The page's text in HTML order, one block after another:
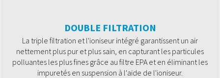
DOUBLE FILTRATION
La triple filtration et l'ioniseur intégré garantissent un air
nettement plus pur et plus sain, en capturant les particules
polluantes les plus fines grâce au filtre EPA et en éliminant les
impuretés en suspension à l'aide de l'ioniseur.